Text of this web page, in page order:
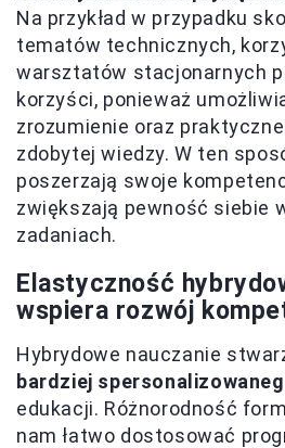
Na przykład w przypadku
tematów technicznych,
warsztatów stacjonarnych
korzyści, ponieważ
zrozumienie oraz
zdobytej wiedzy. W ten
poszerzają swoje
zwiększają pewność siebie
zadaniach.
Elastyczność
wspiera rozwój
Hybrydowe nauczanie
bardziej
edukacji. Różnorodność
nam łatwo dostosować